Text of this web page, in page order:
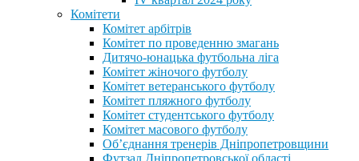
Комітети
Комітет арбітрів
Комітет по проведенню змагань
Дитячо-юнацька футбольна ліга
Комітет жіночого футболу
Комітет ветеранського футболу
Комітет пляжного футболу
Комітет студентського футболу
Комітет масового футболу
Обʼєднання тренерів Дніпропетровщини
Футзал Дніпропетровської області